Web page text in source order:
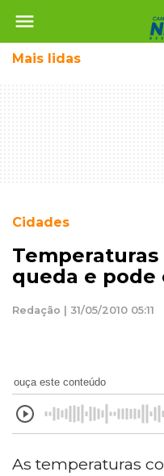
menu
Mais lidas
Cidades
queda e pode
Redação | 31/05/2010 05:11
ouça este conteúdo
As temperaturas